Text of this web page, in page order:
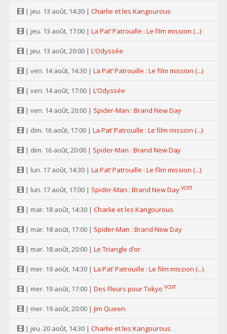
| jeu. 13 août, 14:30 | Charlie et les Kangourous
| jeu. 13 août, 17:00 | La Pat’ Patrouille : Le film mission (...)
| jeu. 13 août, 20:00 | L’Odyssée
| ven. 14 août, 14:30 | La Pat’ Patrouille : Le film mission (...)
| ven. 14 août, 17:00 | L’Odyssée
| ven. 14 août, 20:00 | Spider-Man : Brand New Day
| dim. 16 août, 17:00 | La Pat’ Patrouille : Le film mission (...)
| dim. 16 août, 20:00 | Spider-Man : Brand New Day
| lun. 17 août, 14:30 | La Pat’ Patrouille : Le film mission (...)
| lun. 17 août, 17:00 | Spider-Man : Brand New Day VOST
| mar. 18 août, 14:30 | Charlie et les Kangourous
| mar. 18 août, 17:00 | Spider-Man : Brand New Day
| mar. 18 août, 20:00 | Le Triangle d’or
| mer. 19 août, 14:30 | La Pat’ Patrouille : Le film mission (...)
| mer. 19 août, 17:00 | Des Fleurs pour Tokyo VOST
| mer. 19 août, 20:00 | Jim Queen
| jeu. 20 août, 14:30 | Charlie et les Kangourous